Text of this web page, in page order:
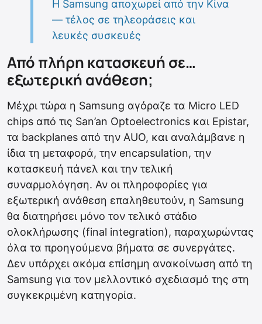
Η Samsung αποχωρεί από την Κίνα
— τέλος σε τηλεοράσεις και
λευκές συσκευές
Από πλήρη κατασκευή σε…
εξωτερική ανάθεση;
Μέχρι τώρα η Samsung αγόραζε τα Micro LED
chips από τις San’an Optoelectronics και Epistar,
τα backplanes από την AUO, και αναλάμβανε η
ίδια τη μεταφορά, την encapsulation, την
κατασκευή πάνελ και την τελική
συναρμολόγηση. Αν οι πληροφορίες για
εξωτερική ανάθεση επαληθευτούν, η Samsung
θα διατηρήσει μόνο τον τελικό στάδιο
ολοκλήρωσης (final integration), παραχωρώντας
όλα τα προηγούμενα βήματα σε συνεργάτες.
Δεν υπάρχει ακόμα επίσημη ανακοίνωση από τη
Samsung για τον μελλοντικό σχεδιασμό της στη
συγκεκριμένη κατηγορία.